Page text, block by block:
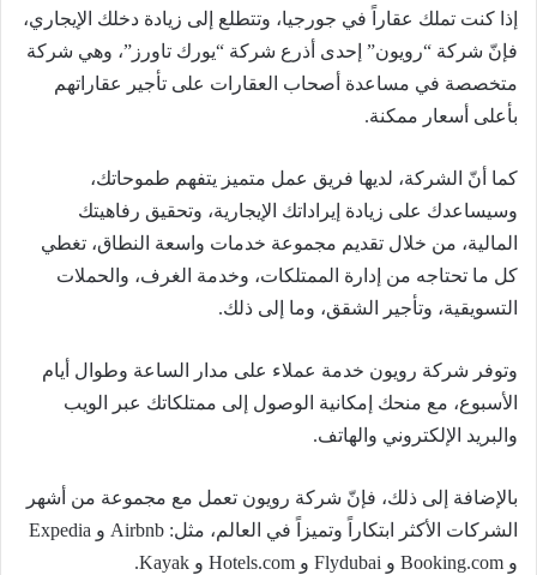
إذا كنت تملك عقاراً في جورجيا، وتتطلع إلى زيادة دخلك الإيجاري،
فإنّ شركة “رويون” إحدى أذرع شركة “يورك تاورز”، وهي شركة
متخصصة في مساعدة أصحاب العقارات على تأجير عقاراتهم
بأعلى أسعار ممكنة.
كما أنّ الشركة، لديها فريق عمل متميز يتفهم طموحاتك،
وسيساعدك على زيادة إيراداتك الإيجارية، وتحقيق رفاهيتك
المالية، من خلال تقديم مجموعة خدمات واسعة النطاق، تغطي
كل ما تحتاجه من إدارة الممتلكات، وخدمة الغرف، والحملات
التسويقية، وتأجير الشقق، وما إلى ذلك.
وتوفر شركة رويون خدمة عملاء على مدار الساعة وطوال أيام
الأسبوع، مع منحك إمكانية الوصول إلى ممتلكاتك عبر الويب
والبريد الإلكتروني والهاتف.
بالإضافة إلى ذلك، فإنّ شركة رويون تعمل مع مجموعة من أشهر
الشركات الأكثر ابتكاراً وتميزاً في العالم، مثل: Airbnb و Expedia
و Booking.com و Flydubai و Hotels.com و Kayak.